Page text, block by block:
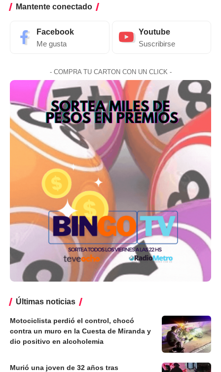
Mantente conectado
Facebook
Me gusta
Youtube
Suscribirse
- COMPRA TU CARTON CON UN CLICK -
Últimas noticias
Motociclista perdió el control, chocó
contra un muro en la Cuesta de Miranda y
dio positivo en alcoholemia
Murió una joven de 32 años tras